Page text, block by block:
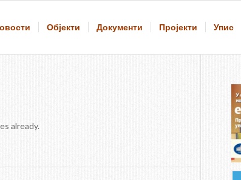
Објекти Документи Пројекти Упис
already.